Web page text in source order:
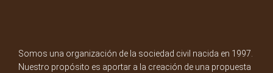
Somos una organización de la sociedad civil nacida en 1997.
Nuestro propósito es aportar a la creación de una propuesta